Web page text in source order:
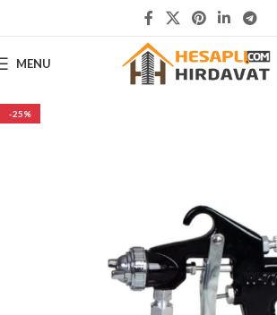
MENU
-25%
ÜSTÜ ALIŞVERİŞLERİNİZDE KARGO